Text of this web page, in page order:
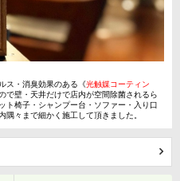
ス・消臭効果のある《光触媒コーティン
で壁・天井だけで店内が空間除菌されるら
ト椅子・シャンプー台・ソファー・入り口
隅々まで細かく施工して頂きました。